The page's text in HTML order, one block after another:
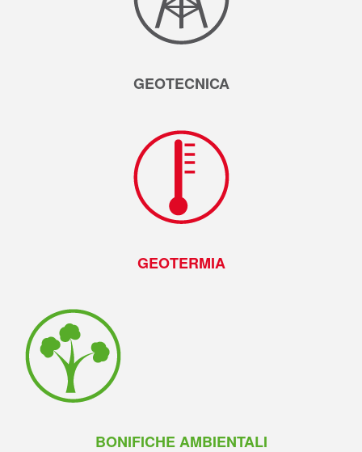
GEOTECNICA
GEOTERMIA
BONIFICHE AMBIENTALI